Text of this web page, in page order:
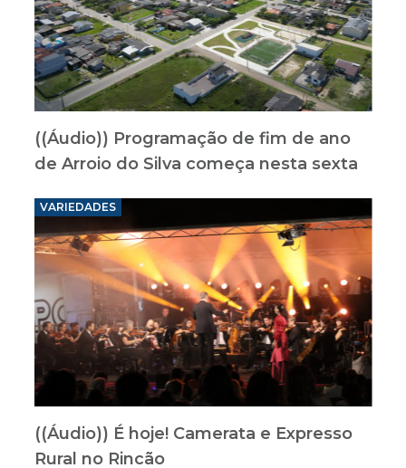
((Áudio)) Programação de fim de ano
de Arroio do Silva começa nesta sexta
VARIEDADES
((Áudio)) É hoje! Camerata e Expresso
Rural no Rincão